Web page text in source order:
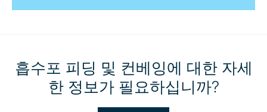
흡수포 피딩 및 컨베잉에 대한 자세
한 정보가 필요하십니까?